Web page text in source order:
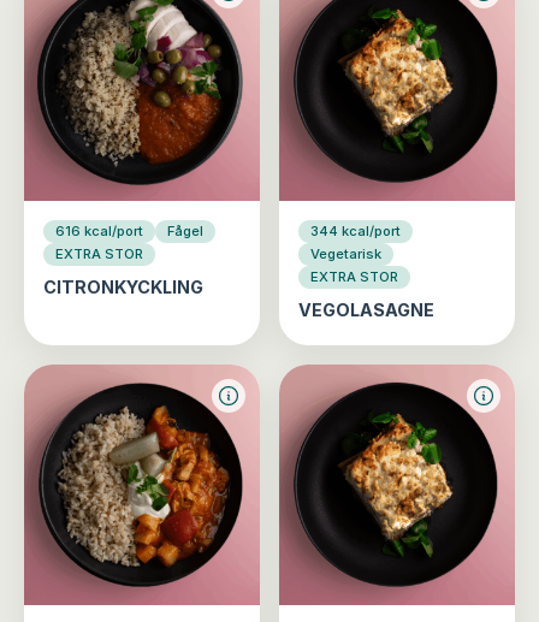
616 kcal/port
Fågel
EXTRA STOR
CITRONKYCKLING
344 kcal/port
Vegetarisk
EXTRA STOR
VEGOLASAGNE